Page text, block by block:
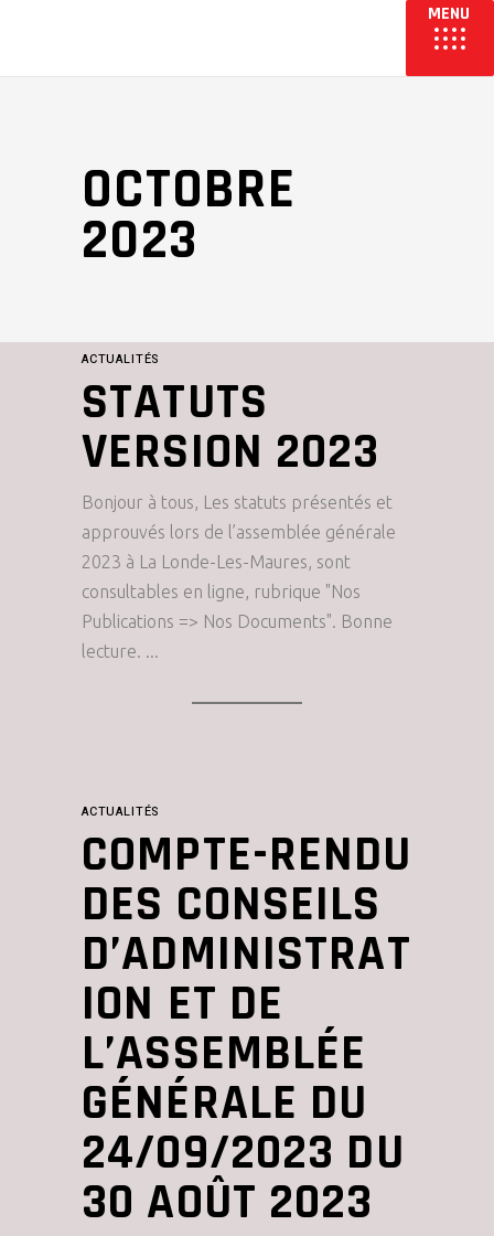
OCTOBRE
2023
ACTUALITÉS
STATUTS
VERSION 2023
Bonjour à tous, Les statuts présentés et
approuvés lors de l’assemblée générale
2023 à La Londe-Les-Maures, sont
consultables en ligne, rubrique "Nos
Publications => Nos Documents". Bonne
lecture.
ACTUALITÉS
COMPTE-RENDU
DES CONSEILS
D’ADMINISTRAT
ION ET DE
L’ASSEMBLÉE
GÉNÉRALE DU
24/09/2023 DU
30 AOÛT 2023